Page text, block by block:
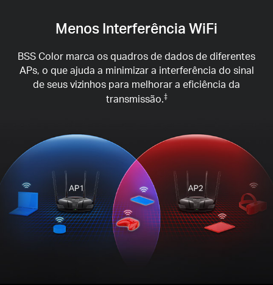
Menos Interferência WiFi
BSS Color marca os quadros de dados de diferentes
APs, o que ajuda a minimizar a interferência do sinal
de seus vizinhos para melhorar a eficiência da
transmissão.‡